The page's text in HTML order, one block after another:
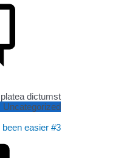
dictumst ...
Uncategorized
easier #3